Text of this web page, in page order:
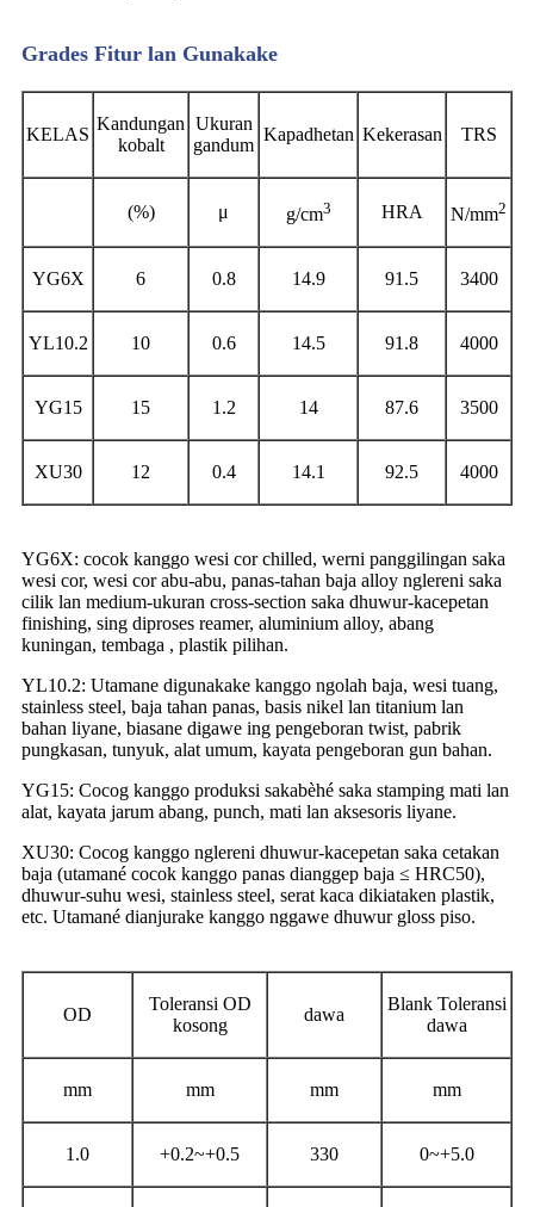
Grades Fitur lan Gunakake
KELAS
Kandungan
kobalt
Ukuran
gandum
Kapadhetan Kekerasan TRS
(%) μ g/cm3 HRA N/mm2
YG6X 6 0.8 14.9 91.5 3400
YL10.2 10 0.6 14.5 91.8 4000
YG15 15 1.2 14 87.6 3500
XU30 12 0.4 14.1 92.5 4000
YG6X: cocok kanggo wesi cor chilled, werni panggilingan saka
wesi cor, wesi cor abu-abu, panas-tahan baja alloy nglereni saka
cilik lan medium-ukuran cross-section saka dhuwur-kacepetan
finishing, sing diproses reamer, aluminium alloy, abang
kuningan, tembaga , plastik pilihan.
YL10.2: Utamane digunakake kanggo ngolah baja, wesi tuang,
stainless steel, baja tahan panas, basis nikel lan titanium lan
bahan liyane, biasane digawe ing pengeboran twist, pabrik
pungkasan, tunyuk, alat umum, kayata pengeboran gun bahan.
YG15: Cocog kanggo produksi sakabèhé saka stamping mati lan
alat, kayata jarum abang, punch, mati lan aksesoris liyane.
XU30: Cocog kanggo nglereni dhuwur-kacepetan saka cetakan
baja (utamané cocok kanggo panas dianggep baja ≤ HRC50),
dhuwur-suhu wesi, stainless steel, serat kaca dikiataken plastik,
etc. Utamané dianjurake kanggo nggawe dhuwur gloss piso.
OD
Toleransi OD
kosong
dawa
Blank Toleransi
dawa
mm mm mm mm
1.0 +0.2~+0.5 330 0~+5.0